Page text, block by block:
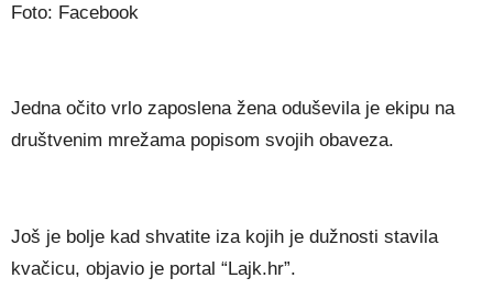
Foto: Facebook
Jedna očito vrlo zaposlena žena oduševila je ekipu na
društvenim mrežama popisom svojih obaveza.
Još je bolje kad shvatite iza kojih je dužnosti stavila
kvačicu, objavio je portal “Lajk.hr”.